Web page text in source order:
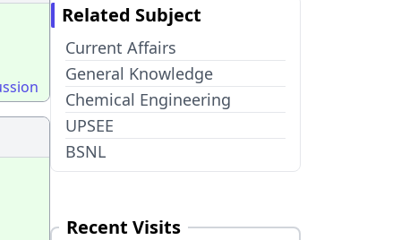
Related Subject
Current Affairs
General Knowledge
Chemical Engineering
UPSEE
BSNL
Recent Visits